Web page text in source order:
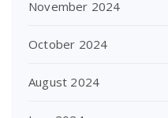
November 2024
October 2024
August 2024